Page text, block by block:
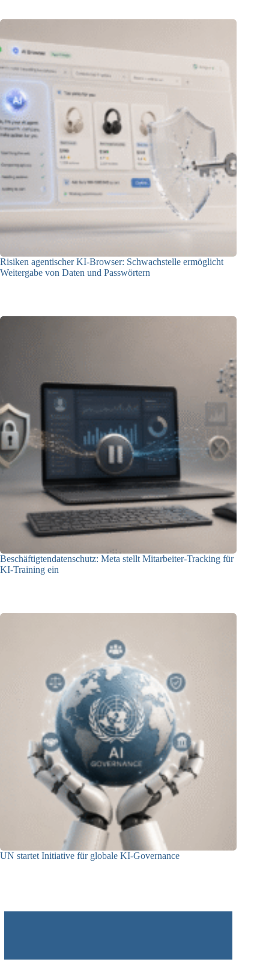
Risiken agentischer KI-Browser: Schwachstelle ermöglicht
Weitergabe von Daten und Passwörtern
Beschäftigtendatenschutz: Meta stellt Mitarbeiter-Tracking für
KI-Training ein
UN startet Initiative für globale KI-Governance